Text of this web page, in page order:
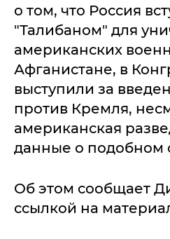
о том, что Россия
"Талибаном" для
американских
Афганистане, в
выступили за
против Кремля,
американская
данные о подобном
Об этом сообщает
ссылкой на